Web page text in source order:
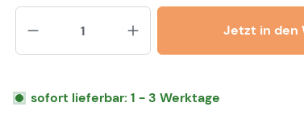
ProduktJetzt in den
sofort lieferbar: 1 - 3 Werktage